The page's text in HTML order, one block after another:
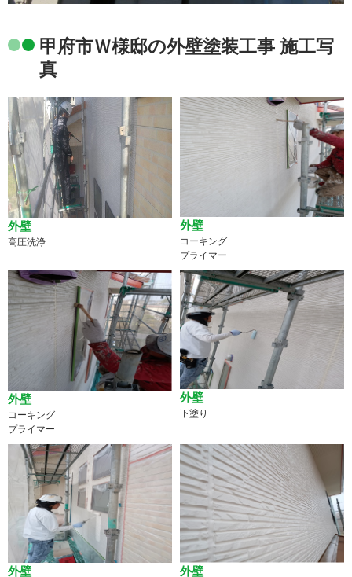
甲府市Ｗ様邸の外壁塗装工事 施工写
真
外壁
高圧洗浄
外壁
コーキング
プライマー
外壁
コーキング
プライマー
外壁
下塗り
外壁 外壁